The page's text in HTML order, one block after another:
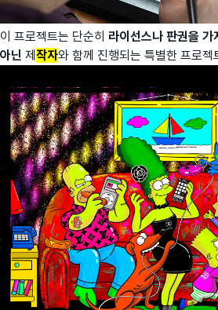
이 프로젝트는 단순히 라이선스나 판권을
아닌 제작자와 함께 진행되는 특별한 프로젝